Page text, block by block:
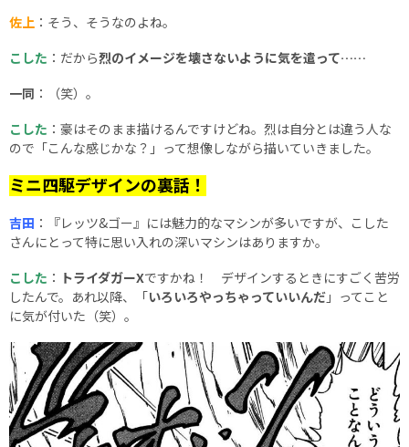
佐上 ：そう、そうなのよね。
こした ：だから烈のイメージを壊さないように気を遣って……
一同 ：（笑）。
こした ：豪はそのまま描けるんですけどね。烈は自分とは違う人な
ので「こんな感じかな？」って想像しながら描いていきました。
ミニ四駆デザインの裏話！
吉田 ：『レッツ&ゴー』には魅力的なマシンが多いですが、こした
さんにとって特に思い入れの深いマシンはありますか。
こした ： トライダガーXですかね！ デザインするときにすごく苦労
したんで。あれ以降、「いろいろやっちゃっていいんだ 」ってこと
に気が付いた（笑）。